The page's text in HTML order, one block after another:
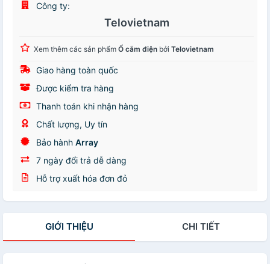
Công ty:
Telovietnam
Xem thêm các sản phẩm Ổ cắm điện bởi Telovietnam
Giao hàng toàn quốc
Được kiểm tra hàng
Thanh toán khi nhận hàng
Chất lượng, Uy tín
Bảo hành Array
7 ngày đổi trả dễ dàng
Hỗ trợ xuất hóa đơn đỏ
GIỚI THIỆU CHI TIẾT